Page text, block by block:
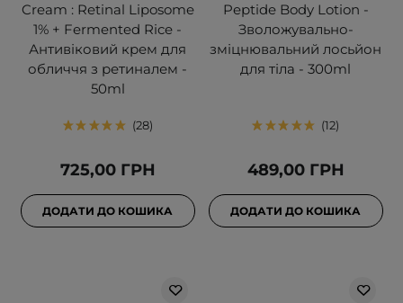
Cream : Retinal Liposome
1% + Fermented Rice -
Антивіковий крем для
обличчя з ретиналем -
50ml
28
725,00 ГРН
ДОДАТИ ДО КОШИКА
Peptide Body Lotion -
Зволожувально-
зміцнювальний лосьйон
для тіла - 300ml
12
489,00 ГРН
ДОДАТИ ДО КОШИКА